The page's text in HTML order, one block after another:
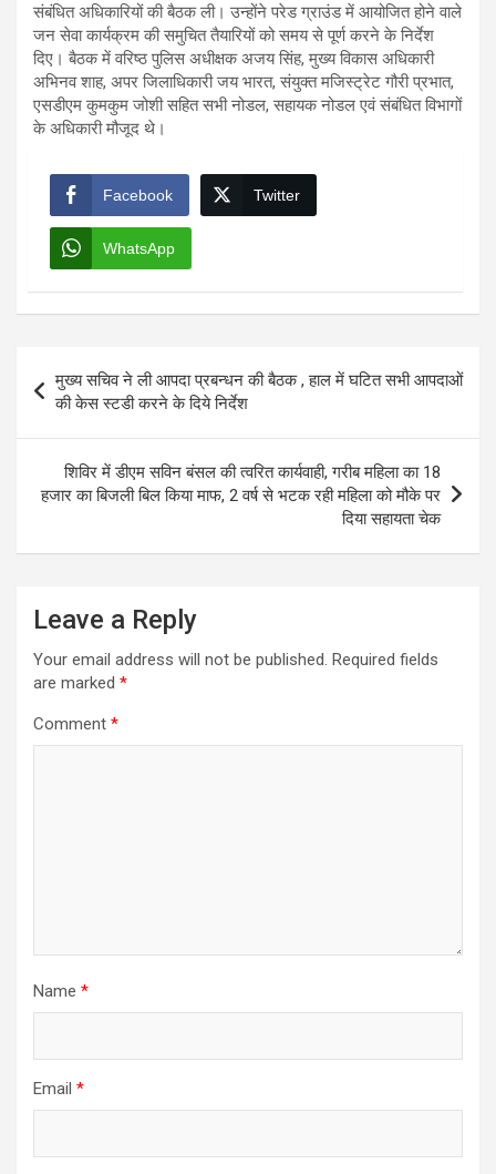
संबंधित अधिकारियों की बैठक ली। उन्होंने परेड ग्राउंड में आयोजित होने वाले
जन सेवा कार्यक्रम की समुचित तैयारियों को समय से पूर्ण करने के निर्देश
दिए। बैठक में वरिष्ठ पुलिस अधीक्षक अजय सिंह, मुख्य विकास अधिकारी
अभिनव शाह, अपर जिलाधिकारी जय भारत, संयुक्त मजिस्ट्रेट गौरी प्रभात,
एसडीएम कुमकुम जोशी सहित सभी नोडल, सहायक नोडल एवं संबंधित विभागों
के अधिकारी मौजूद थे।
Facebook Twitter
WhatsApp
navigation
मुख्य सचिव ने ली आपदा प्रबन्धन की बैठक , हाल में घटित सभी आपदाओं
की केस स्टडी करने के दिये निर्देश
शिविर में डीएम सविन बंसल की त्वरित कार्यवाही, गरीब महिला का 18
हजार का बिजली बिल किया माफ, 2 वर्ष से भटक रही महिला को मौके पर
दिया सहायता चेक
Leave a Reply
Your email address will not be published. Required fields
are marked *
Comment *
Name *
Email *